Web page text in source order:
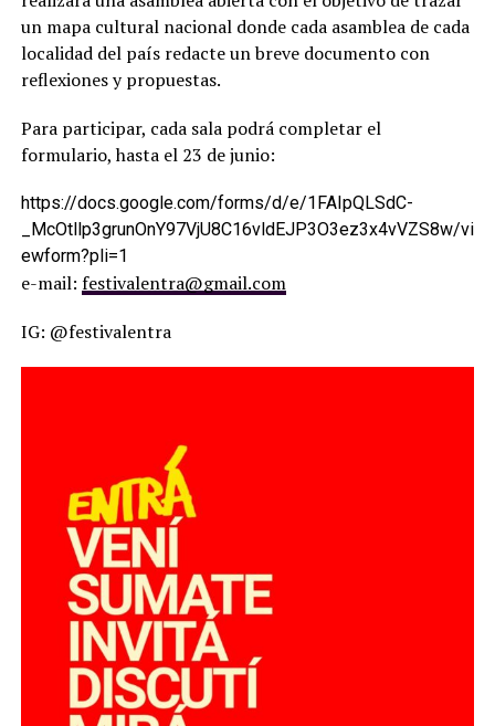
un mapa cultural nacional donde cada asamblea de cada
localidad del país redacte un breve documento con
reflexiones y propuestas.
Para participar, cada sala podrá completar el
formulario, hasta el 23 de junio:
https://docs.google.com/forms/d/e/1FAIpQLSdC-
_McOtllp3grunOnY97VjU8C16vldEJP3O3ez3x4vVZS8w/vi
ewform?pli=1
e-mail: festivalentra@gmail.com
IG: @festivalentra